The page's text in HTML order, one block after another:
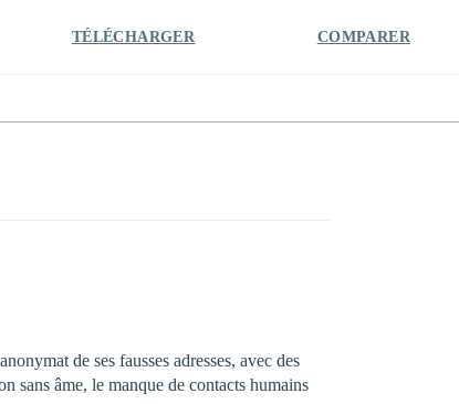
TÉLÉCHARGER COMPARER
de ses fausses adresses, avec des
sans âme, le manque de contacts humains